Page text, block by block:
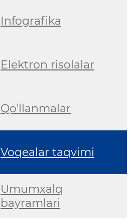
Infografika
Elektron risolalar
Qo'llanmalar
Voqealar taqvimi
Umumxalq
bayramlari